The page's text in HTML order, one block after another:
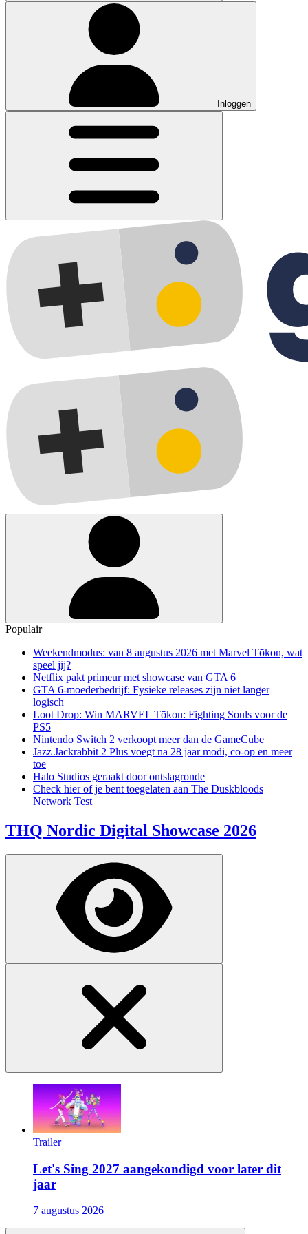
Inloggen
Populair
Weekendmodus: van 8 augustus 2026 met Marvel Tōkon, wat
speel jij?
Netflix pakt primeur met showcase van GTA 6
GTA 6-moederbedrijf: Fysieke releases zijn niet langer
logisch
Loot Drop: Win MARVEL Tōkon: Fighting Souls voor de
PS5
Nintendo Switch 2 verkoopt meer dan de GameCube
Jazz Jackrabbit 2 Plus voegt na 28 jaar modi, co-op en meer
toe
Halo Studios geraakt door ontslagronde
Check hier of je bent toegelaten aan The Duskbloods
Network Test
THQ Nordic Digital Showcase 2026
Trailer
Let's Sing 2027 aangekondigd voor later dit
jaar
7 augustus 2026